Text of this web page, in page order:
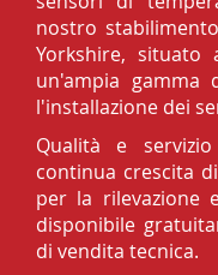
nostro
Yorkshire, situato
un'ampia gamma
l'installazione dei
Qualità e
continua crescita
per la rilevazione
disponibile
di vendita tecnica.